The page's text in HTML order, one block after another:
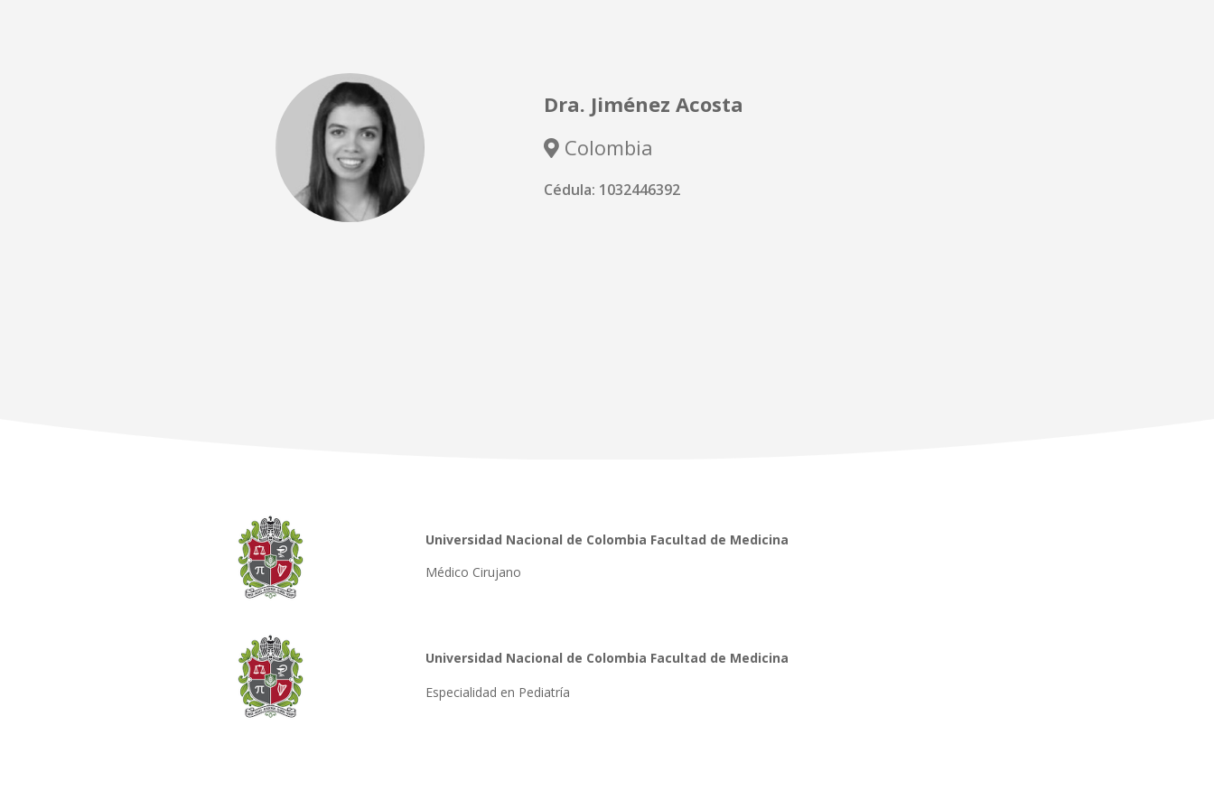
Dra. Jiménez Acosta
Colombia
Cédula: 1032446392
Universidad Nacional de Colombia Facultad de Medicina
Médico Cirujano
Universidad Nacional de Colombia Facultad de Medicina
Especialidad en Pediatría